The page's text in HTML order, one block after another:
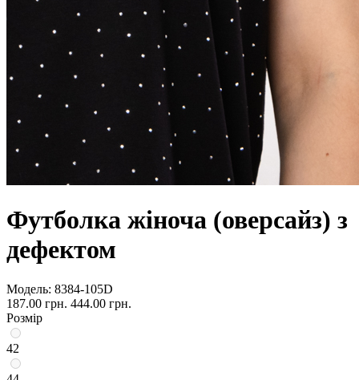
Футболка жіноча (оверсайз) з
дефектом
Модель: 8384-105D
187.00 грн. 444.00 грн.
Розмір
42